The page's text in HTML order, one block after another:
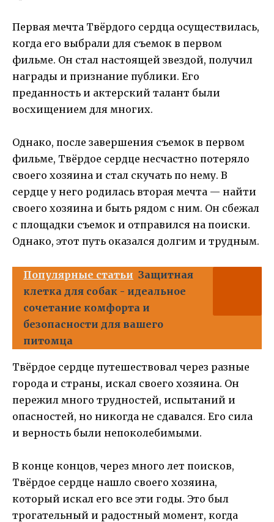
Первая мечта Твёрдого сердца осуществилась,
когда его выбрали для съемок в первом
фильме. Он стал настоящей звездой, получил
награды и признание публики. Его
преданность и актерский талант были
восхищением для многих.
Однако, после завершения съемок в первом
фильме, Твёрдое сердце несчастно потеряло
своего хозяина и стал скучать по нему. В
сердце у него родилась вторая мечта — найти
своего хозяина и быть рядом с ним. Он сбежал
с площадки съемок и отправился на поиски.
Однако, этот путь оказался долгим и трудным.
Популярные статьи Защитная
клетка для собак - идеальное
сочетание комфорта и
безопасности для вашего
питомца
Твёрдое сердце путешествовал через разные
города и страны, искал своего хозяина. Он
пережил много трудностей, испытаний и
опасностей, но никогда не сдавался. Его сила
и верность были непоколебимыми.
В конце концов, через много лет поисков,
Твёрдое сердце нашло своего хозяина,
который искал его все эти годы. Это был
трогательный и радостный момент, когда